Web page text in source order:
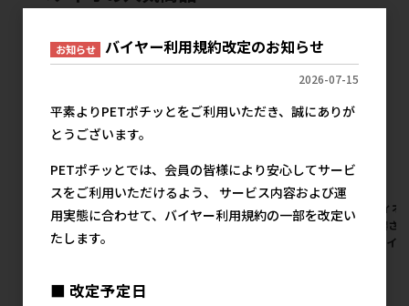
[ペティオ]素材そのまま あな
ごと鶏ささみチップスハード
80g【イチオシ】
534円
[ペティオ]素材そのまま あな
ごと鶏ささみ スライスハード
[ペティ
ごと鶏さ
80g【イ
お知らせ バイヤー利用規約改定のお知らせ
2026-07-15
平素よりPETポチッとをご利用いただき、誠にありが
とうございます。
PETポチッとでは、会員の皆様により安心してサービ
スをご利用いただけるよう、 サービス内容および運
用実態に合わせて、バイヤー利用規約の一部を改定い
たします。
■ 改定予定日